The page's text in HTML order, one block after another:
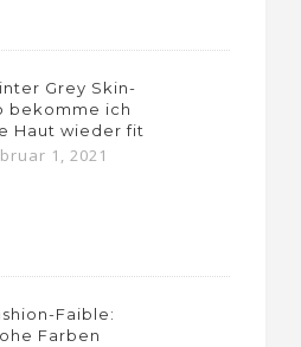
Grey Skin-
bekomme ich
Haut wieder fit
1, 2021
Faible:
Farben